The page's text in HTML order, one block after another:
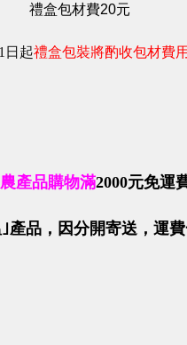
禮盒包材費20元
日起禮盒包裝將酌收包材費
農產品購物滿2000元免運
｣產品，因分開寄送 ，運